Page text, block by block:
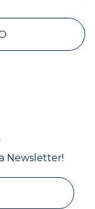
Newsletter!